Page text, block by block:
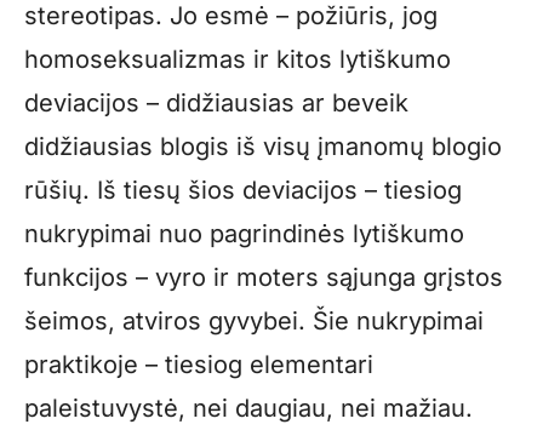
stereotipas. Jo esmė – požiūris, jog
homoseksualizmas ir kitos lytiškumo
deviacijos – didžiausias ar beveik
didžiausias blogis iš visų įmanomų blogio
rūšių. Iš tiesų šios deviacijos – tiesiog
nukrypimai nuo pagrindinės lytiškumo
funkcijos – vyro ir moters sąjunga grįstos
šeimos, atviros gyvybei. Šie nukrypimai
praktikoje – tiesiog elementari
paleistuvystė, nei daugiau, nei mažiau.